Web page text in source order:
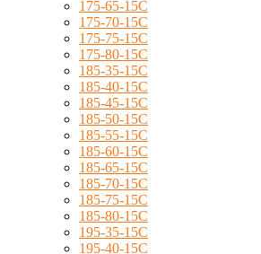
175-65-15C
175-70-15C
175-75-15C
175-80-15C
185-35-15C
185-40-15C
185-45-15C
185-50-15C
185-55-15C
185-60-15C
185-65-15C
185-70-15C
185-75-15C
185-80-15C
195-35-15C
195-40-15C